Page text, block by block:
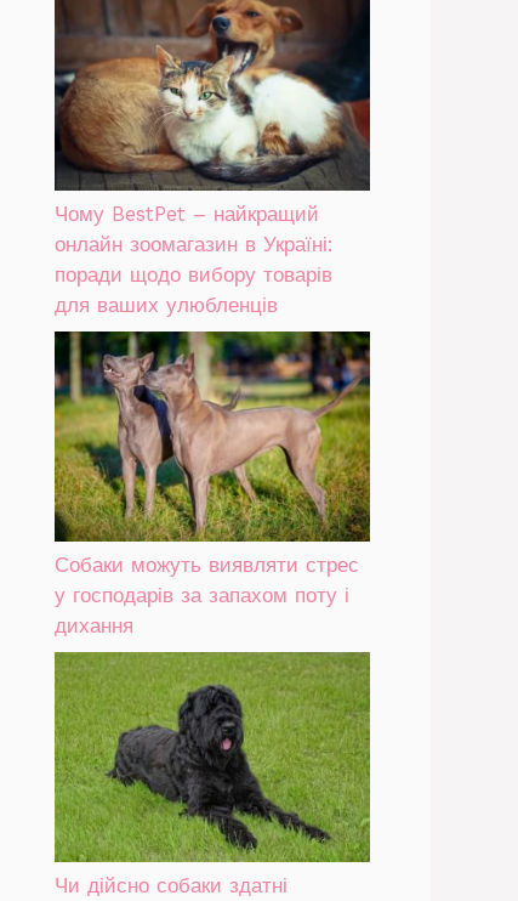
Чому BestPet – найкращий
онлайн зоомагазин в Україні:
поради щодо вибору товарів
для ваших улюбленців
Собаки можуть виявляти стрес
у господарів за запахом поту і
дихання
Чи дійсно собаки здатні